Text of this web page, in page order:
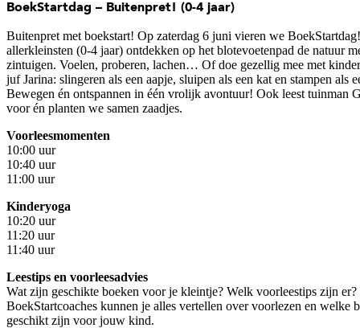
BoekStartdag – Buitenpret! (0-4 jaar)
Buitenpret met boekstart! Op zaterdag 6 juni vieren we
allerkleinsten (0-4 jaar) ontdekken op het blotevoetenpad de natuur
zintuigen. Voelen, proberen, lachen… Of doe gezellig mee met
juf Jarina: slingeren als een aapje, sluipen als een kat en stampen als
Bewegen én ontspannen in één vrolijk avontuur! Ook leest tuinman
voor én planten we samen zaadjes.
Voorleesmomenten
10:00 uur
10:40 uur
11:00 uur
Kinderyoga
10:20 uur
11:20 uur
11:40 uur
Leestips en voorleesadvies
Wat zijn geschikte boeken voor je kleintje? Welk voorleestips zijn er?
BoekStartcoaches kunnen je alles vertellen over voorlezen en welke
geschikt zijn voor jouw kind.